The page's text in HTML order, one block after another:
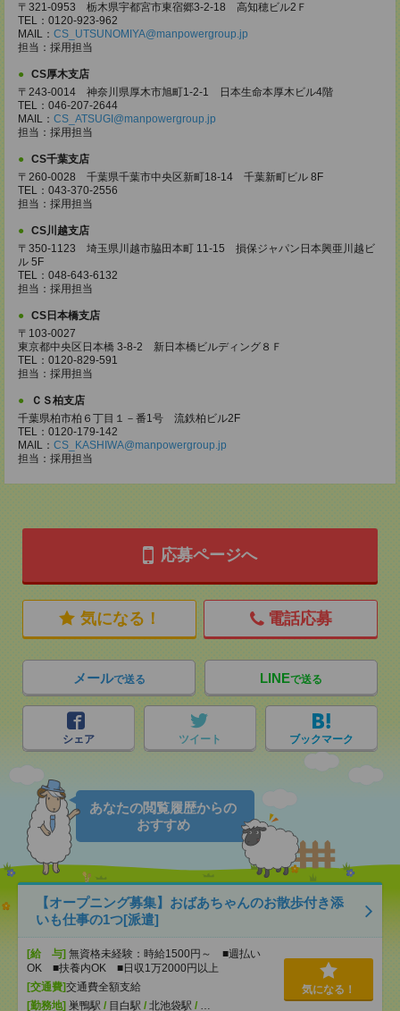
〒321-0953 栃木県宇都宮市東宿郷3-2-18 高知穂ビル2Ｆ
TEL：0120-923-962
MAIL： CS_UTSUNOMIYA@manpowergroup.jp
担当：採用担当
CS厚木支店
〒243-0014 神奈川県厚木市旭町1-2-1 日本生命本厚木ビル4階
TEL：046-207-2644
MAIL： CS_ATSUGI@manpowergroup.jp
担当：採用担当
CS千葉支店
〒260-0028 千葉県千葉市中央区新町18-14 千葉新町ビル 8F
TEL：043-370-2556
担当：採用担当
CS川越支店
〒350-1123 埼玉県川越市脇田本町 11-15 損保ジャパン日本興亜川越ビ
ル 5F
TEL：048-643-6132
担当：採用担当
CS日本橋支店
〒103-0027
東京都中央区日本橋 3-8-2 新日本橋ビルディング８Ｆ
TEL：0120-829-591
担当：採用担当
ＣＳ柏支店
千葉県柏市柏６丁目１－番1号 流鉄柏ビル2F
TEL：0120-179-142
MAIL： CS_KASHIWA@manpowergroup.jp
担当：採用担当
応募ページへ
気になる！ 電話応募
メールで送る LINEで送る
シェア ツイート ブックマーク
あなたの閲覧履歴からの
おすすめ
【オープニング募集】おばあちゃんのお散歩付き添
いも仕事の1つ[派遣]
[給 与] 無資格未経験：時給1500円～ ■週払い
OK ■扶養内OK ■日収1万2000円以上
[交通費]交通費全額支給
[勤務地] 巣鴨駅 / 目白駅 / 北池袋駅 / …
気になる！